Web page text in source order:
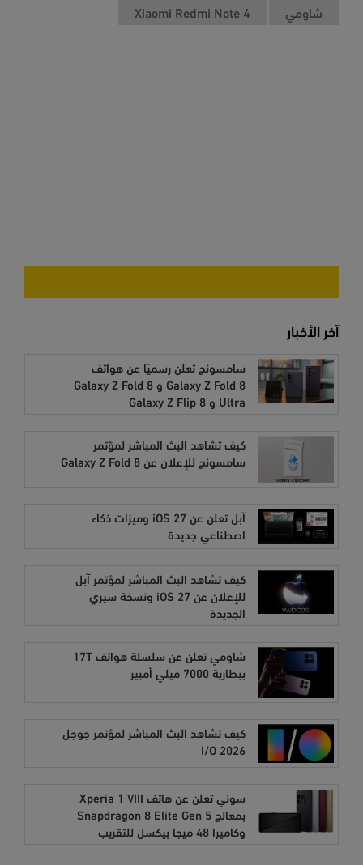
شاومي Xiaomi Redmi Note 4
آخر الأخبار
سامسونج تعلن رسميًا عن هواتف
Galaxy Z Fold 8 و Galaxy Z Fold 8
Ultra و Galaxy Z Flip 8
كيف تشاهد البث المباشر لمؤتمر
سامسونج للإعلان عن Galaxy Z Fold 8
آبل تعلن عن iOS 27 وميزات ذكاء
اصطناعي جديدة
كيف تشاهد البث المباشر لمؤتمر آبل
للإعلان عن iOS 27 ونسخة سيري
الجديدة
شاومي تعلن عن سلسلة هواتف 17T
ببطارية 7000 ميلي أمبير
كيف تشاهد البث المباشر لمؤتمر جوجل
I/O 2026
سوني تعلن عن هاتف Xperia 1 VIII
بمعالج Snapdragon 8 Elite Gen 5
وكاميرا 48 ميجا بيكسل للتقريب